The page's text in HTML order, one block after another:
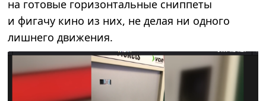
на готовые горизонтальные сниппеты
и фигачу кино из них, не делая ни одного
лишнего движения.